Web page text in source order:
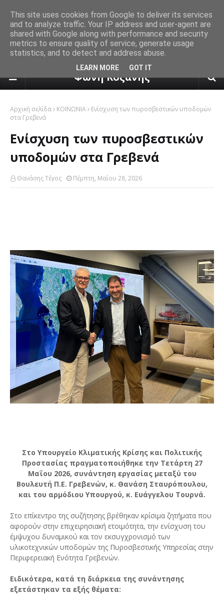
πρόγνωση καιρού από το
Φωνή Κοζάνης
Αρχική σελίδα ΚΟΙΝΩΝΙΑ
Eνίσχυση των πυροσβεστικών υποδομών
στα Γρεβενά
Eνίσχυση των πυροσβεστικών
υποδομών στα Γρεβενά
Θανάσης Τέγος Πέμπτη, Μαΐου 28, 2026
Στο Υπουργείο Κλιματικής Κρίσης και Πολιτικής
Προστασίας πραγματοποιήθηκε την Τετάρτη 27
Μαΐου 2026, συνάντηση εργασίας μεταξύ του
Βουλευτή Π.Ε. Γρεβενών, κ. Θανάση Σταυρόπουλου,
και του αρμόδιου Υπουργού, κ. Ευάγγελου Τουρνά.
Στο επίκεντρο της συζήτησης βρέθηκαν κρίσιμα ζητήματα που
αφορούν στην επιχειρησιακή ετοιμότητα, την ενίσχυση του
έμψυχου δυναμικού και τον εκσυγχρονισμό των
υλικοτεχνικών υποδομών της Πυροσβεστικής Υπηρεσίας στην
Περιφερειακή Ενότητα Γρεβενών.
Ειδικότερα, κατά τη διάρκεια της συνάντησης
εξετάστηκαν τα εξής θέματα:
This site uses cookies from Google to deliver its services
and to analyze traffic. Your IP address and user-agent are
shared with Google along with performance and security
metrics to ensure quality of service, generate usage
statistics, and to detect and address abuse.
LEARN MORE GOT IT